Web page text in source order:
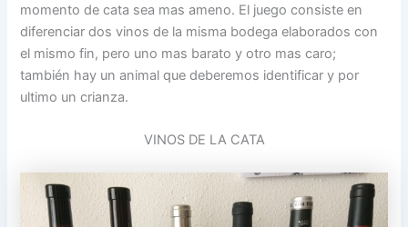
momento de cata sea mas ameno. El juego consiste en
diferenciar dos vinos de la misma bodega elaborados con
el mismo fin, pero uno mas barato y otro mas caro;
también hay un animal que deberemos identificar y por
ultimo un crianza.
VINOS DE LA CATA